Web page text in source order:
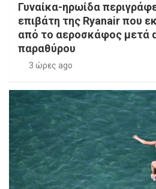
Γυναίκα-ηρωίδα
επιβάτη της Ryanair που
από το αεροσκάφος μετά
παραθύρου
3 ώρες ago